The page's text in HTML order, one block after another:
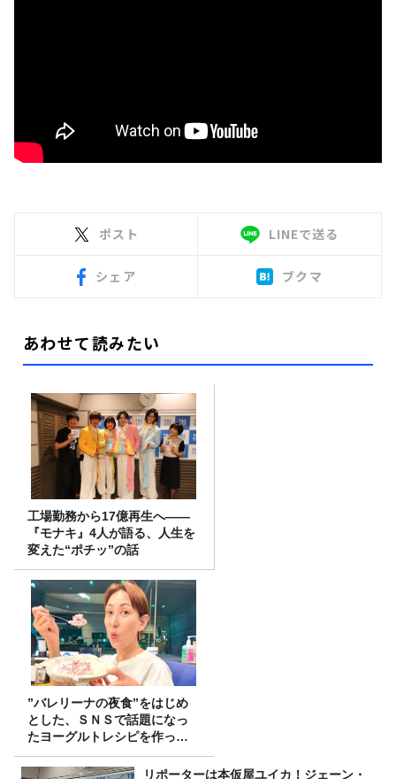
ポスト LINEで送る
シェア ブクマ
あわせて読みたい
工場勤務から17億再生へ——
『モナキ』4人が語る、人生を
変えた“ポチッ”の話
”バレリーナの夜食”をはじめ
とした、ＳＮＳで話題になっ
たヨーグルトレシピを作って
みた！
リポーターは本仮屋ユイカ！ジェーン・